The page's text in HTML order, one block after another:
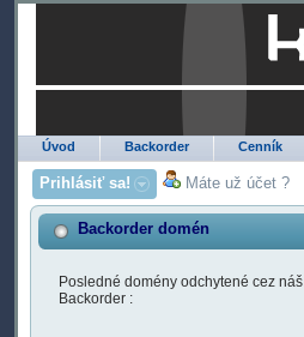
Úvod Backorder Cenník
Prihlásiť sa! Máte už účet ?
Backorder domén
Posledné domény odchytené cez náš
Backorder :